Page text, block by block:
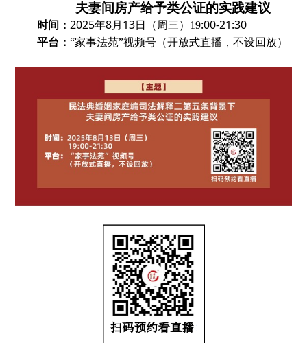
夫妻间房产给予类公证的实践建议
时间：2025年8月 13日（周三）19:00-21:30
平台：“家事法苑”视频号 （开放式直播，不设回放）